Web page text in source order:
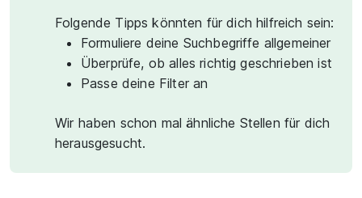
Folgende Tipps könnten für dich hilfreich sein:
Formuliere deine Suchbegriffe allgemeiner
Überprüfe, ob alles richtig geschrieben ist
Passe deine Filter an
Wir haben schon mal ähnliche Stellen für dich
herausgesucht.